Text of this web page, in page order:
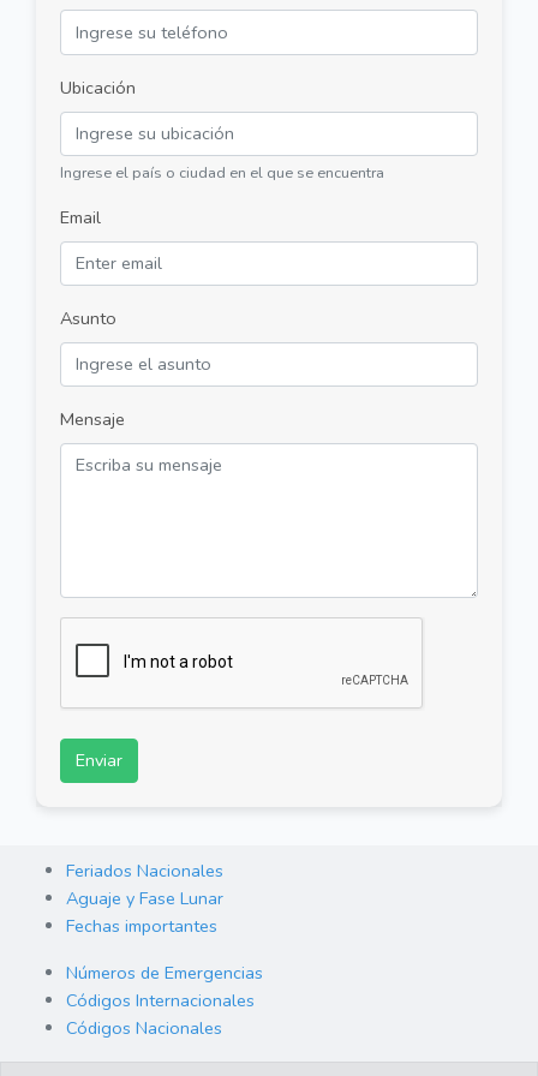
Ubicación
Ingrese el país o ciudad en el que se encuentra
Email
Asunto
Mensaje
Enviar
Feriados Nacionales
Aguaje y Fase Lunar
Fechas importantes
Números de Emergencias
Códigos Internacionales
Códigos Nacionales